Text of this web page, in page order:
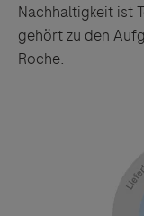
Nachhaltigkeit ist
gehört zu den
Roche.